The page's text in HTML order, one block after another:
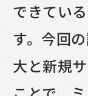
できてい
す。今回
大と新規